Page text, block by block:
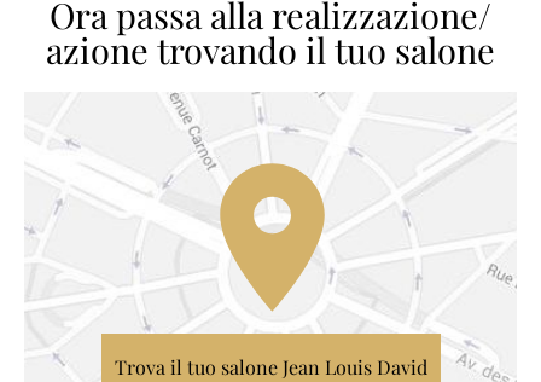
Ora passa alla realizzazione/
azione trovando il tuo salone
Trova il tuo salone Jean Louis David